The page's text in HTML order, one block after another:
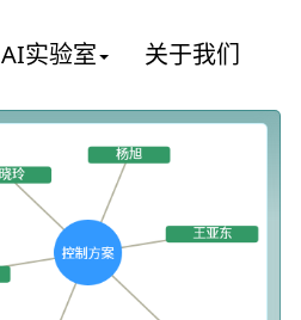
AI实验室 关于我们